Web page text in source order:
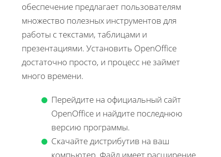
обеспечение предлагает пользователям
множество полезных инструментов для
работы с текстами, таблицами и
презентациями. Установить OpenOffice
достаточно просто, и процесс не займет
много времени.
Перейдите на официальный сайт
OpenOffice и найдите последнюю
версию программы.
Скачайте дистрибутив на ваш
компьютер. Файл имеет расширение